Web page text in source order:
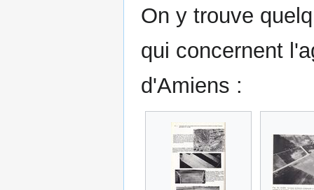
On y trouve
qui concernent
d'Amiens :